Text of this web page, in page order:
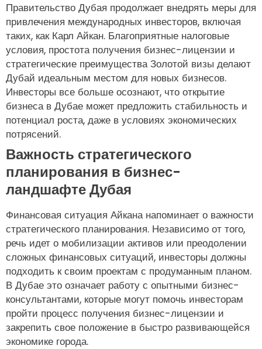
Правительство Дубая продолжает внедрять меры для
привлечения международных инвесторов, включая
таких, как Карл Айкан. Благоприятные налоговые
условия, простота получения бизнес-лицензии и
стратегические преимущества Золотой визы делают
Дубай идеальным местом для новых бизнесов.
Инвесторы все больше осознают, что открытие
бизнеса в Дубае может предложить стабильность и
потенциал роста, даже в условиях экономических
потрясений.
Важность стратегического
планирования в бизнес-
ландшафте Дубая
Финансовая ситуация Айкана напоминает о важности
стратегического планирования. Независимо от того,
речь идет о мобилизации активов или преодолении
сложных финансовых ситуаций, инвесторы должны
подходить к своим проектам с продуманным планом.
В Дубае это означает работу с опытными бизнес-
консультантами, которые могут помочь инвесторам
пройти процесс получения бизнес-лицензии и
закрепить свое положение в быстро развивающейся
экономике города.